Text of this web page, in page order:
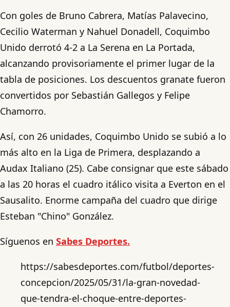
Con goles de Bruno Cabrera, Matías Palavecino,
Cecilio Waterman y Nahuel Donadell, Coquimbo
Unido derrotó 4-2 a La Serena en La Portada,
alcanzando provisoriamente el primer lugar de la
tabla de posiciones. Los descuentos granate fueron
convertidos por Sebastián Gallegos y Felipe
Chamorro.
Así, con 26 unidades, Coquimbo Unido se subió a lo
más alto en la Liga de Primera, desplazando a
Audax Italiano (25). Cabe consignar que este sábado
a las 20 horas el cuadro itálico visita a Everton en el
Sausalito. Enorme campaña del cuadro que dirige
Esteban "Chino" González.
Síguenos en Sabes Deportes.
https://sabesdeportes.com/futbol/deportes-
concepcion/2025/05/31/la-gran-novedad-
que-tendra-el-choque-entre-deportes-